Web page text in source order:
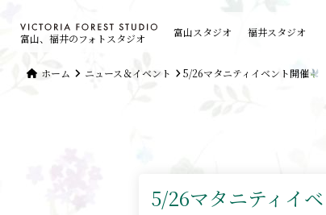
富山、福井のフォトスタジオ 富山スタジオ 福井スタジオ
ホーム ニュース＆イベント 5/26マタニティイベント開催
5/26マタニティイ